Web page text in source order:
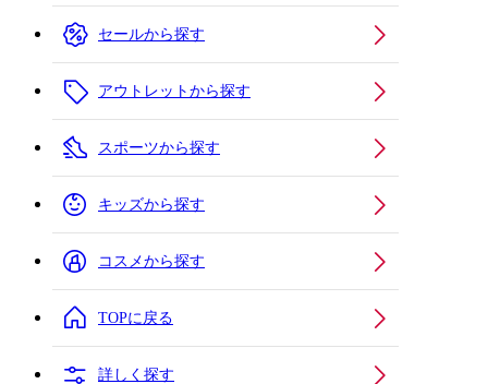
セールから探す
アウトレットから探す
スポーツから探す
キッズから探す
コスメから探す
TOPに戻る
詳しく探す